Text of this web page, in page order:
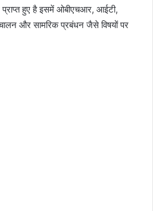
हुए है इसमें ओबीएचआर, आईटी,
और सामरिक प्रबंधन जैसे विषयों पर